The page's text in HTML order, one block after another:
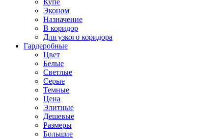
Купе
Эконом
Назначение
В коридор
Для узкого коридора
Гардеробные
Цвет
Белые
Светлые
Серые
Темные
Цена
Элитные
Дешевые
Размеры
Большие